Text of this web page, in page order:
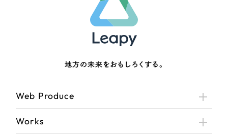
地方の未来をおもしろくする。
Web Produce
Works